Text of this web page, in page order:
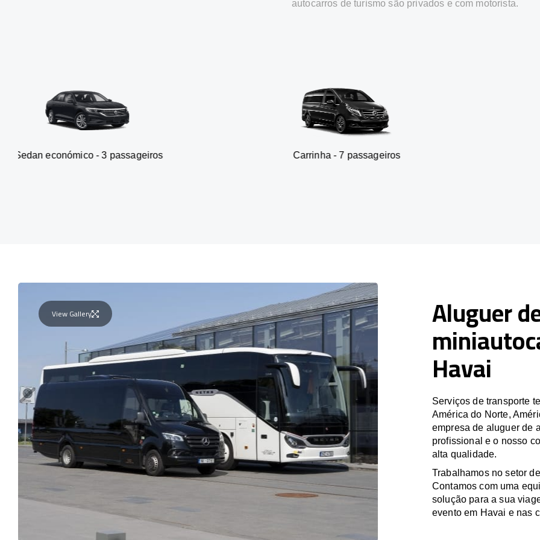
autocarros de turismo são privados e com motorista.
- 3 passageiros Carrinha - 7 passageiros SUV - 3
View Gallery Aluguer
Havai
Serviços de transporte
América do Norte,
empresa de aluguer de
profissional e o nosso
alta qualidade.
Trabalhamos no setor
Contamos com uma
solução para a sua
evento em Havai e nas